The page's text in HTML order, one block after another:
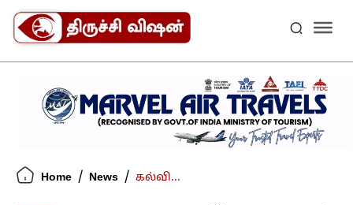
Home / News / கல்வி...